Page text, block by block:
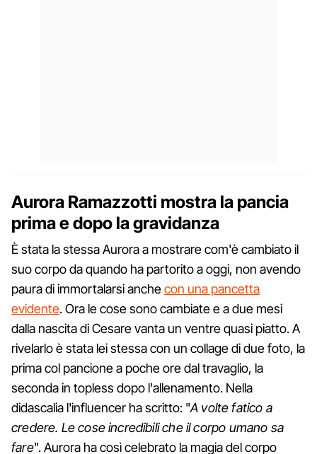
Aurora Ramazzotti mostra la pancia
prima e dopo la gravidanza
È stata la stessa Aurora a mostrare com'è cambiato il
suo corpo da quando ha partorito a oggi, non avendo
paura di immortalarsi anchecon una pancetta
evidente. Ora le cose sono cambiate e a due mesi
dalla nascita di Cesare vanta un ventre quasi piatto. A
rivelarlo è stata lei stessa con un collage di due foto, la
prima col pancione a poche ore dal travaglio, la
seconda in topless dopo l'allenamento. Nella
didascalia l'influencer ha scritto: "A volte fatico a
credere. Le cose incredibili che il corpo umano sa
fare". Aurora ha così celebrato la magia del corpo